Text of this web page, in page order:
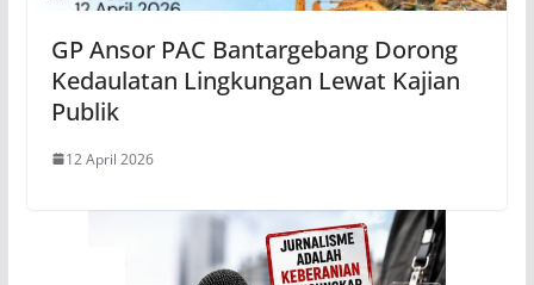
GP Ansor PAC Bantargebang Dorong
Kedaulatan Lingkungan Lewat Kajian
Publik
12 April 2026